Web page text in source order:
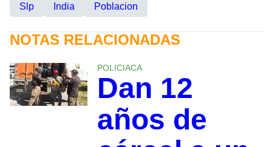
Slp India Poblacion
NOTAS RELACIONADAS
POLICIACA
Dan 12
años de